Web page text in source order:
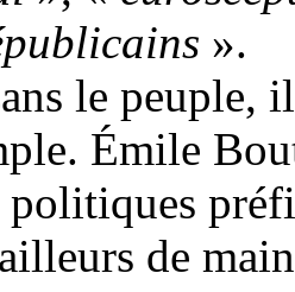
».
le peuple,
Émile
politiques
de